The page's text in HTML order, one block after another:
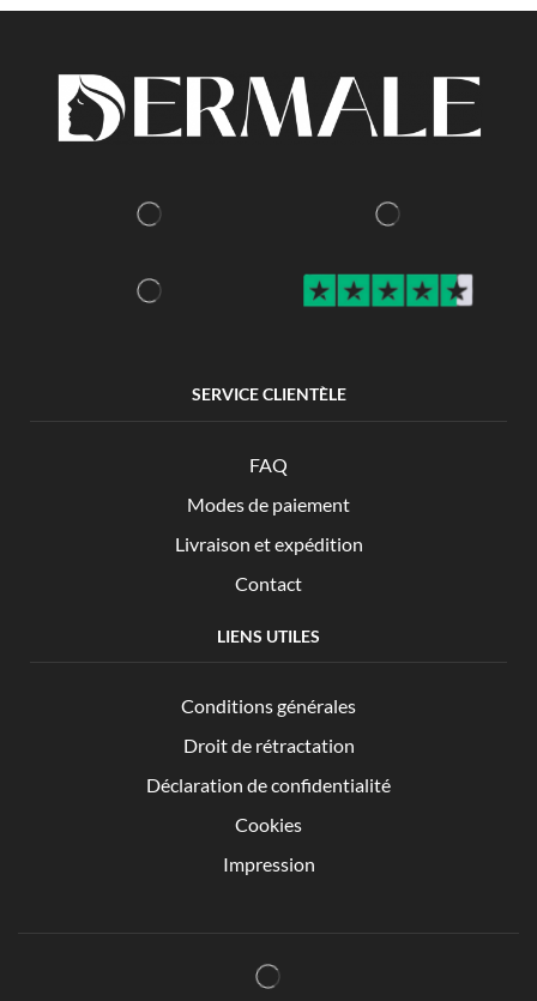
SERVICE CLIENTÈLE
FAQ
Modes de paiement
Livraison et expédition
Contact
LIENS UTILES
Conditions générales
Droit de rétractation
Déclaration de confidentialité
Cookies
Impression